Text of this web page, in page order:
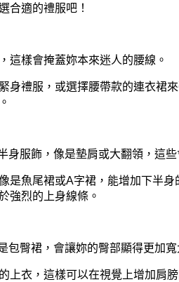
合適的禮服吧！
這樣會掩蓋妳本來迷人的腰線。
身禮服，或選擇腰帶款的連衣裙
身服飾，像是墊肩或大翻領，這
是魚尾裙或A字裙，能增加下半
強烈的上身線條。
包臀裙，會讓妳的臀部顯得更加寬
上衣，這樣可以在視覺上增加肩